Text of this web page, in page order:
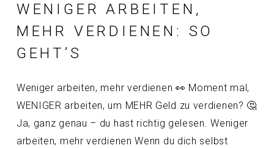
WENIGER ARBEITEN,
MEHR VERDIENEN: SO
GEHT’S
Weniger arbeiten, mehr verdienen 👀 Moment mal,
WENIGER arbeiten, um MEHR Geld zu verdienen? 🤔
Ja, ganz genau – du hast richtig gelesen. Weniger
arbeiten, mehr verdienen Wenn du dich selbst